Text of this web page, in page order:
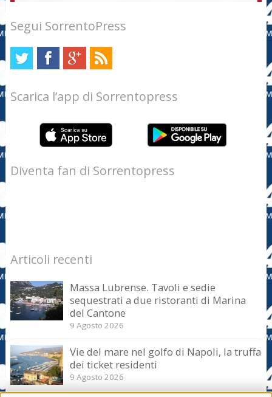
Segui SorrentoPress
Scarica l’app di Sorrentopress
Diventa fan di Sorrentopress
Articoli recenti
Massa Lubrense. Tavoli e sedie
sequestrati a due ristoranti di Marina
del Cantone
9 Agosto 2026
Vie del mare nel golfo di Napoli, la truffa
dei ticket residenti
9 Agosto 2026